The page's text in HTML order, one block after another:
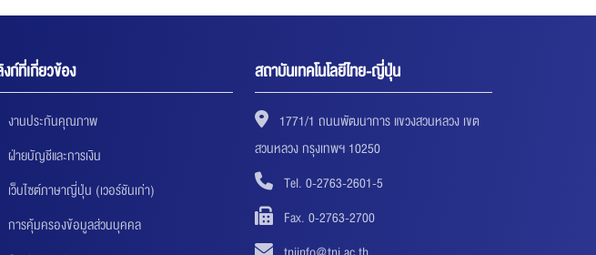
ก์ที่เกี่ยวข้อง
งานประกันคุณภาพ
ฝ่ายบัญชีและการเงิน
เว็บไซต์ภาษาญี่ปุ่น (เวอร์ชันเก่า)
การคุ้มครองข้อมูลส่วนบุคคล
สถาบันเทคโนโลยีไทย-ญี่ปุ่น
1771/1 ถนนพัฒนาการ แขวงสวนหลวง เขต
สวนหลวง กรุงเทพฯ 10250
Tel. 0-2763-2601-5
Fax. 0-2763-2700